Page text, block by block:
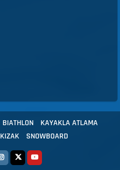
BIATHLON
KAYAKLA ATLAMA
KIZAK SNOWBOARD